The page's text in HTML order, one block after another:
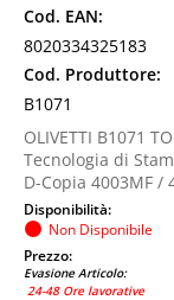
Cod. EAN:
8020334325183
Cod. Produttore:
B1071
OLIVETTI B1071
Tecnologia di
D-Copia 4003MF /
Disponibilità:
Non Disponibile
Prezzo:
Evasione Articolo:
24-48 Ore lavorative